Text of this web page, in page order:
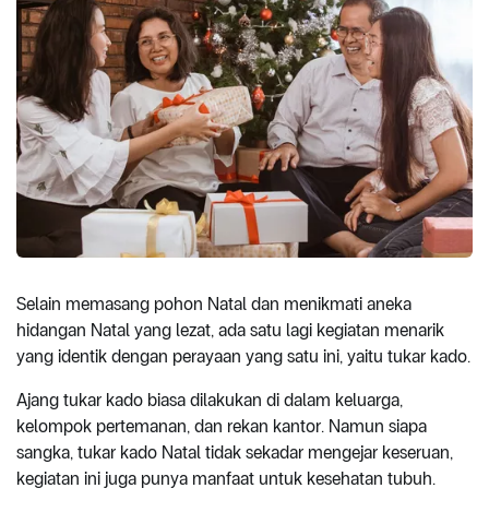
Selain memasang pohon Natal dan menikmati aneka
hidangan Natal yang lezat, ada satu lagi kegiatan menarik
yang identik dengan perayaan yang satu ini, yaitu tukar kado.
Ajang tukar kado biasa dilakukan di dalam keluarga,
kelompok pertemanan, dan rekan kantor. Namun siapa
sangka, tukar kado Natal tidak sekadar mengejar keseruan,
kegiatan ini juga punya manfaat untuk kesehatan tubuh.